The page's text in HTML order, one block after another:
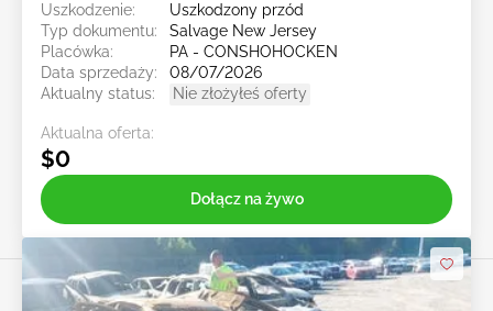
Uszkodzenie:
Uszkodzony przód
Typ dokumentu:
Salvage New Jersey
Placówka:
PA - CONSHOHOCKEN
Data sprzedaży:
08/07/2026
Aktualny status:
Nie złożyłeś oferty
Aktualna oferta:
$0
Dołącz na żywo